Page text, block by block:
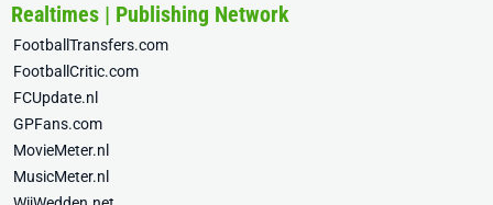
Realtimes | Publishing Network
FootballTransfers.com
FootballCritic.com
FCUpdate.nl
GPFans.com
MovieMeter.nl
MusicMeter.nl